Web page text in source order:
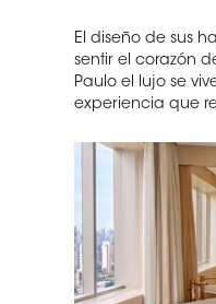
El diseño de sus
sentir el corazón
Paulo el lujo se
experiencia que